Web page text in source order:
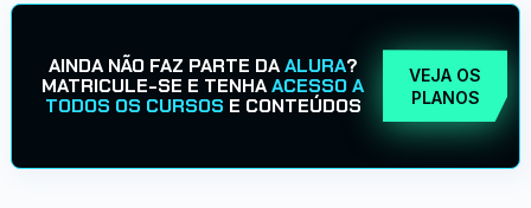
AINDA NÃO FAZ PARTE DAALURA?
MATRICULE-SE E TENHAACESSO A
TODOS OS CURSOS E CONTEÚDOS
VEJA OS
PLANOS